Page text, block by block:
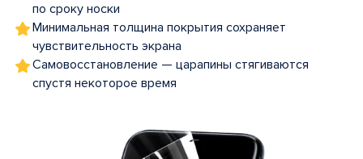
по сроку носки
Минимальная толщина покрытия сохраняет
чувствительность экрана
Самовосстановление — царапины стягиваются
спустя некоторое время